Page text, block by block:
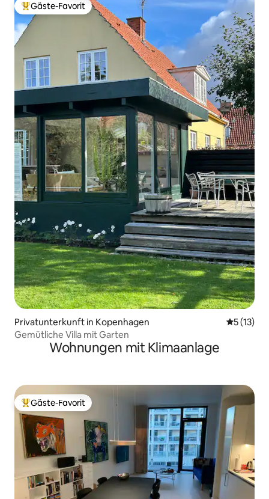
Beliebter Gäste-Favorit.
Gäste-Favorit
Privatunterkunft in Kopenhagen
5 (13)
Gemütliche Villa mit Garten
Wohnungen mit Klimaanlage
Beliebter Gäste-Favorit.
Gäste-Favorit